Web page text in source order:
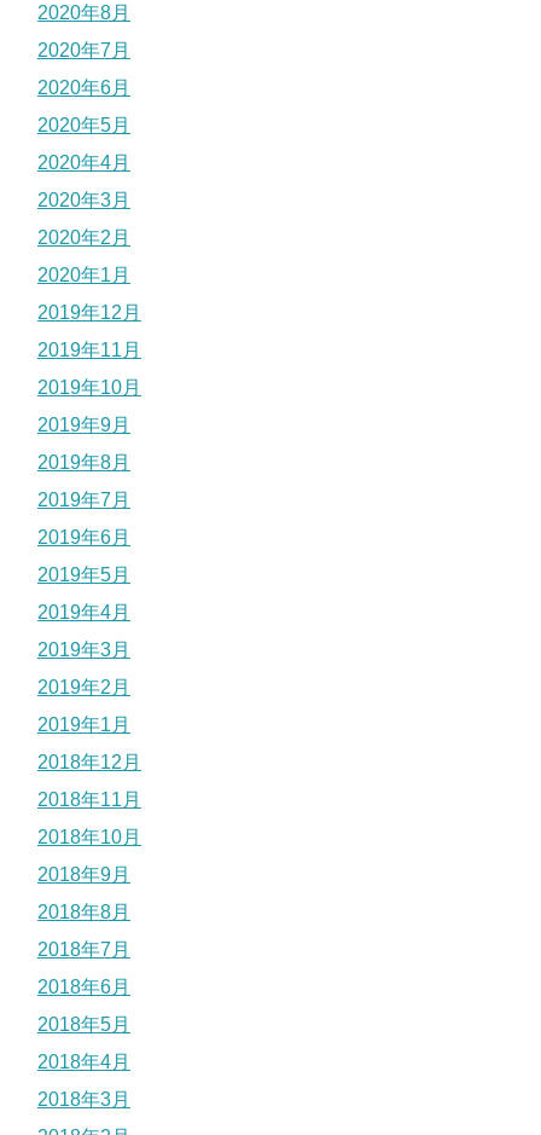
2020年8月
2020年7月
2020年6月
2020年5月
2020年4月
2020年3月
2020年2月
2020年1月
2019年12月
2019年11月
2019年10月
2019年9月
2019年8月
2019年7月
2019年6月
2019年5月
2019年4月
2019年3月
2019年2月
2019年1月
2018年12月
2018年11月
2018年10月
2018年9月
2018年8月
2018年7月
2018年6月
2018年5月
2018年4月
2018年3月